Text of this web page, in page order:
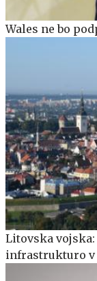
Wales ne bo
Litovska
infrastrukturo v